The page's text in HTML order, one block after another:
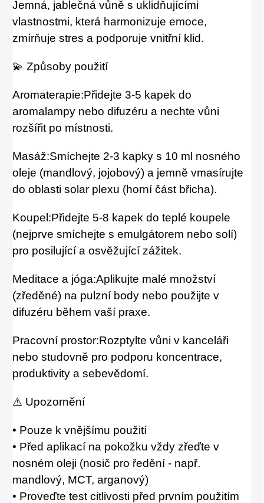
Jemná, jablečná vůně s uklidňujícími
vlastnostmi, která harmonizuje emoce,
zmírňuje stres a podporuje vnitřní klid.
💫 Způsoby použití
Aromaterapie:Přidejte 3-5 kapek do
aromalampy nebo difuzéru a nechte vůni
rozšířit po místnosti.
Masáž:Smíchejte 2-3 kapky s 10 ml nosného
oleje (mandlový, jojobový) a jemně vmasírujte
do oblasti solar plexu (horní část břicha).
Koupel:Přidejte 5-8 kapek do teplé koupele
(nejprve smíchejte s emulgátorem nebo solí)
pro posilující a osvěžující zážitek.
Meditace a jóga:Aplikujte malé množství
(zředěné) na pulzní body nebo použijte v
difuzéru během vaší praxe.
Pracovní prostor:Rozptylte vůni v kanceláři
nebo studovně pro podporu koncentrace,
produktivity a sebevědomí.
⚠️ Upozornění
• Pouze k vnějšímu použití
• Před aplikací na pokožku vždy zřeďte v
nosném oleji (nosič pro ředění - např.
mandlový, MCT, arganový)
• Proveďte test citlivosti před prvním použitím